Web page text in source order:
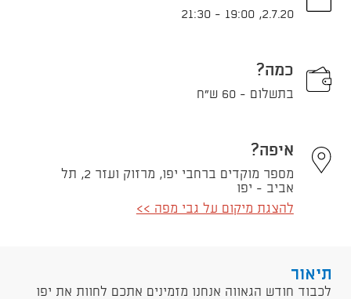
2.7.20
,
19:00
-
21:30
כמה?
בתשלום - 60 ש"ח
איפה?
מספר מוקדים ברחבי יפו, מרזוק ועזר 2, תל
אביב - יפו
להצגת מיקום על גבי מפה >>
תיאור
​לכבוד חודש הגאווה אנחנו מזמינים אתכם לחוות את יפו